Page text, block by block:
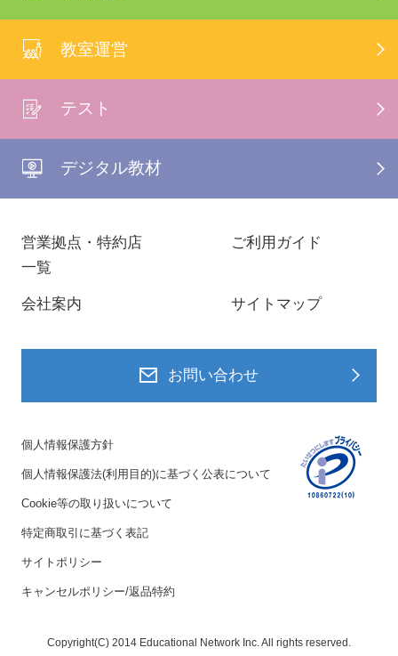
教室運営
テスト
デジタル教材
営業拠点・特約店
一覧
ご利用ガイド
会社案内 サイトマップ
お問い合わせ
個人情報保護方針
個人情報保護法(利用目的)に基づく公表について
Cookie等の取り扱いについて
特定商取引に基づく表記
サイトポリシー
キャンセルポリシー/返品特約
Copyright(C) 2014 Educational Network Inc. All rights reserved.